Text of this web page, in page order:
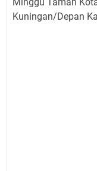
Kuningan/Depan